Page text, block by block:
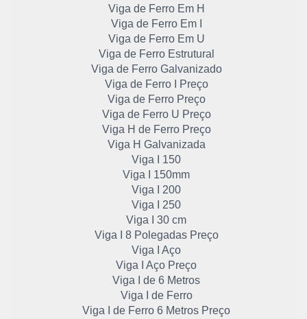
Viga de Ferro Em H
Viga de Ferro Em I
Viga de Ferro Em U
Viga de Ferro Estrutural
Viga de Ferro Galvanizado
Viga de Ferro I Preço
Viga de Ferro Preço
Viga de Ferro U Preço
Viga H de Ferro Preço
Viga H Galvanizada
Viga I 150
Viga I 150mm
Viga I 200
Viga I 250
Viga I 30 cm
Viga I 8 Polegadas Preço
Viga I Aço
Viga I Aço Preço
Viga I de 6 Metros
Viga I de Ferro
Viga I de Ferro 6 Metros Preço